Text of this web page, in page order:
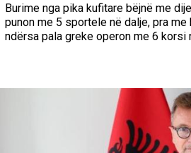
Burime nga pika kufitare bëjnë me
punon me 5 sportele në dalje, pra
ndërsa pala greke operon me 6 korsi